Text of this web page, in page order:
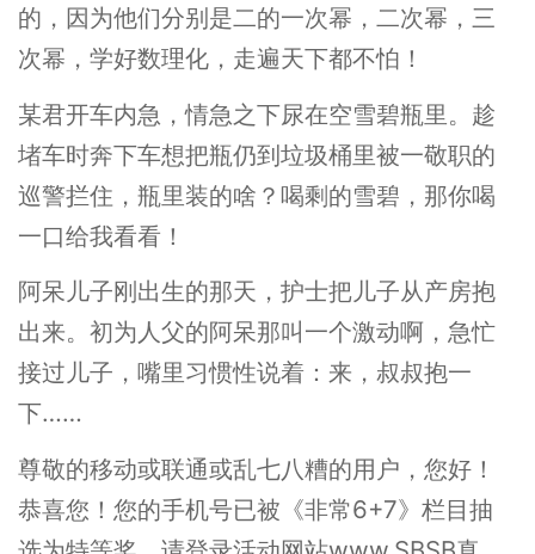
的，因为他们分别是二的一次幂，二次幂，三
次幂，学好数理化，走遍天下都不怕！
某君开车内急，情急之下尿在空雪碧瓶里。趁
堵车时奔下车想把瓶仍到垃圾桶里被一敬职的
巡警拦住，瓶里装的啥？喝剩的雪碧，那你喝
一口给我看看！
阿呆儿子刚出生的那天，护士把儿子从产房抱
出来。初为人父的阿呆那叫一个激动啊，急忙
接过儿子，嘴里习惯性说着：来，叔叔抱一
下……
尊敬的移动或联通或乱七八糟的用户，您好！
恭喜您！您的手机号已被《非常6+7》栏目抽